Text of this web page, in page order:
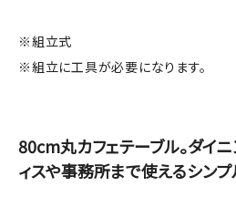
※組立式
※組立に工具が必要になります。
80cm丸カフェテーブル。ダイ
ィスや事務所まで使えるシンプ